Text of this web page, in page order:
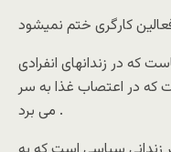
که در زندانهای انفرادی
که در اعتصاب غذا به سر
می برد .